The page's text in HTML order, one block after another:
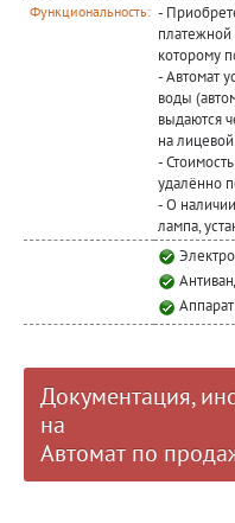
Функциональность: -
которому
- Автомат
воды
выдаются
на
-
удалённо
- О
лампа,
Документация,
на
Автомат по